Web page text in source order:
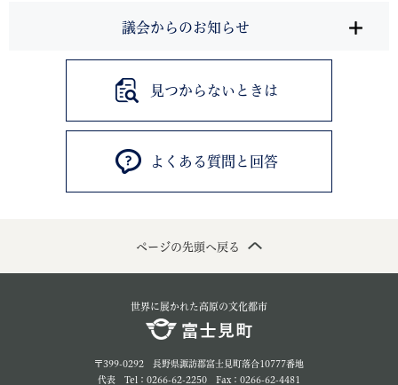
議会からのお知らせ
見つからないときは
よくある質問と回答
ページの先頭へ戻る
世界に展かれた高原の文化都市
〒399-0292 長野県諏訪郡富士見町落合10777番地
代表 Tel：0266-62-2250 Fax：0266-62-4481